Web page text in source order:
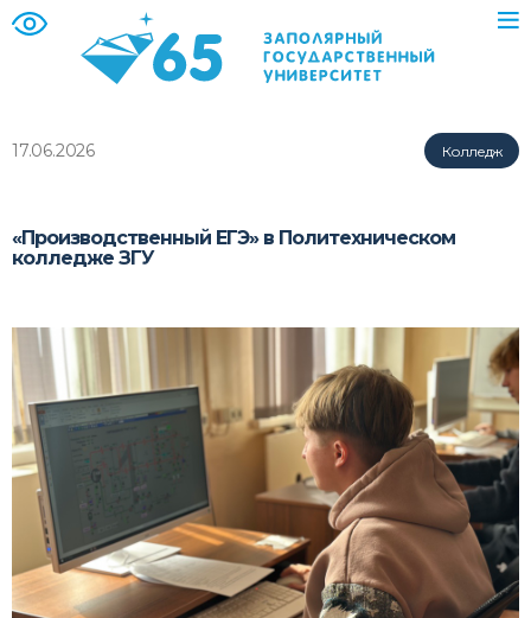
17.06.2026 Колледж
«Производственный ЕГЭ» в Политехническом
колледже ЗГУ